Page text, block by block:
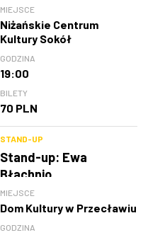
MIEJSCE
Niżańskie Centrum
Kultury Sokół
GODZINA
19:00
BILETY
70 PLN
STAND-UP
Stand-up: Ewa
Błachnio
MIEJSCE
Dom Kultury w Przecławiu
GODZINA